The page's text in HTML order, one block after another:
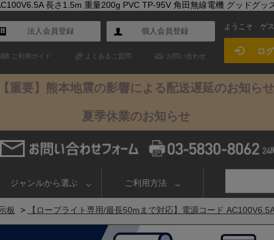
長さ1.5m 重量200g PVC TP-95V 角田無線電機 グッドグッ
法人会員登録 個人会員登録
ご利用ガイド よくあるご質問 お問い合わせ
ようこそ ゲ
ロ
重要】熊本地震の影響による配送遅延のお知らせ
夏季休業のお知らせ
ジャンルから選ぶ ご利用方法
板 > 【ロープライト専用/最長50mまで対応】電源コード